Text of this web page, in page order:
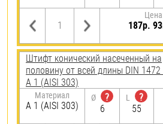
187р.
Штифт конический насеченный на
половину от всей длины DIN
А 1 (AISI 303)
Материал
А 1 (AISI 303)
Ø
?
6
L
?
55